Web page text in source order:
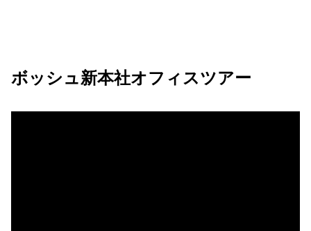
ボッシュ新本社オフィスツアー